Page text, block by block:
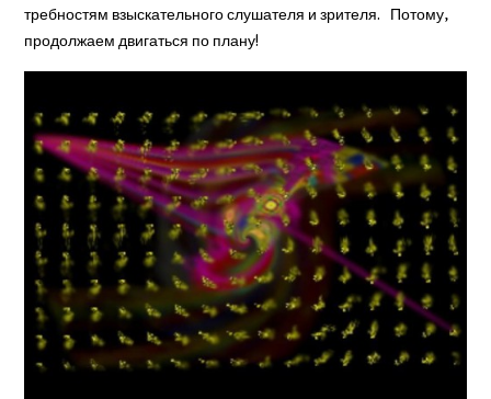
требностям взыскательного слушателя и зрителя. По­тому,
продолжаем двигаться по плану!